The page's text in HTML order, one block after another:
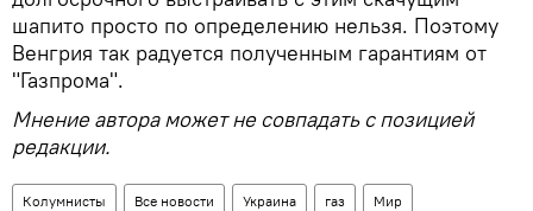
шапито просто по определению нельзя. Поэтому
Венгрия так радуется полученным гарантиям от
"Газпрома".
Мнение автора может не совпадать с позицией
редакции.
Колумнисты Все новости Украина газ Мир